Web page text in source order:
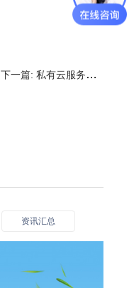
下一篇:私有云服务器有什么用?私有云服务器怎么搭建
资讯汇总